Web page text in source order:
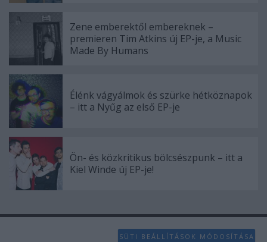
Zene emberektől embereknek –
premieren Tim Atkins új EP-je, a Music
Made By Humans
Élénk vágyálmok és szürke hétköznapok
– itt a Nyűg az első EP-je
Ön- és közkritikus bölcsészpunk – itt a
Kiel Winde új EP-je!
SÜTI BEÁLLÍTÁSOK MÓDOSÍTÁSA